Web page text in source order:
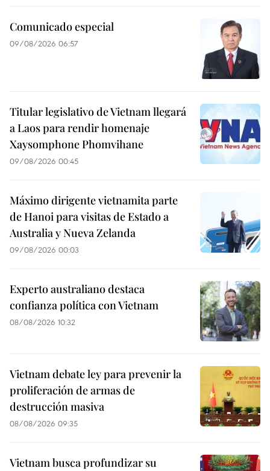
Comunicado especial
09/08/2026 06:57
Titular legislativo de Vietnam llegará
a Laos para rendir homenaje
Xaysomphone Phomvihane
09/08/2026 00:45
Máximo dirigente vietnamita parte
de Hanoi para visitas de Estado a
Australia y Nueva Zelanda
09/08/2026 00:03
Experto australiano destaca
confianza política con Vietnam
08/08/2026 10:32
Vietnam debate ley para prevenir la
proliferación de armas de
destrucción masiva
08/08/2026 09:35
Vietnam busca profundizar su